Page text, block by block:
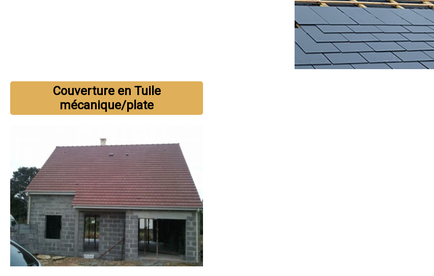
Couverture en Tuile
mécanique/plate